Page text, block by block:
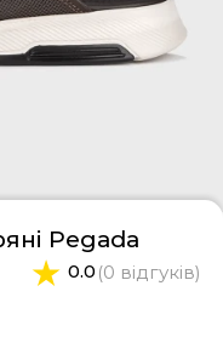
Pegada
0.0 (0 відгуків)